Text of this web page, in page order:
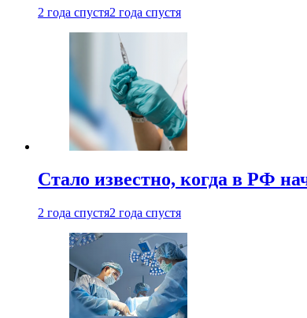
2 года спустя2 года спустя
Стало известно, когда в РФ
2 года спустя2 года спустя